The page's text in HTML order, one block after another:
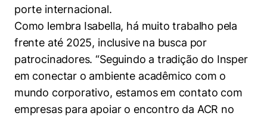
porte internacional.
Como lembra Isabella, há muito trabalho pela
frente até 2025, inclusive na busca por
patrocinadores. “Seguindo a tradição do Insper
em conectar o ambiente acadêmico com o
mundo corporativo, estamos em contato com
empresas para apoiar o encontro da ACR no